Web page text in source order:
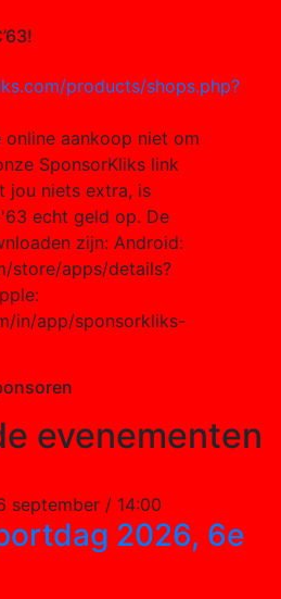
aankoop niet om
SponsorKliks link
jou niets extra, is
echt geld op. De
zijn: Android:
store/apps/details?
in/app/sponsorkliks-
evenementen
september / 14:00
2026, 6e